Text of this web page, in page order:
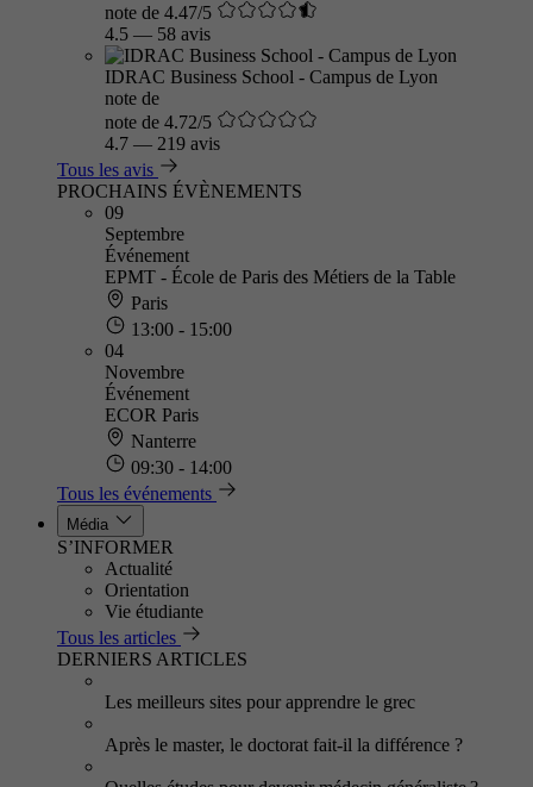
note de 4.47/5
4.5 — 58 avis
IDRAC Business School - Campus de Lyon
note de
note de 4.72/5
4.7 — 219 avis
Tous les avis
PROCHAINS ÉVÈNEMENTS
09
Septembre
Événement
EPMT - École de Paris des Métiers de la Table
Paris
13:00 - 15:00
04
Novembre
Événement
ECOR Paris
Nanterre
09:30 - 14:00
Tous les événements
Média
S’INFORMER
Actualité
Orientation
Vie étudiante
Tous les articles
DERNIERS ARTICLES
Les meilleurs sites pour apprendre le grec
Après le master, le doctorat fait-il la différence ?